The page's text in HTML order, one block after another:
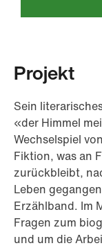
Projekt
Sein
«der Himmel
Wechselspiel
Fiktion, was an
zurückbleibt,
Leben
Erzählband. Im
Fragen zum
und um die